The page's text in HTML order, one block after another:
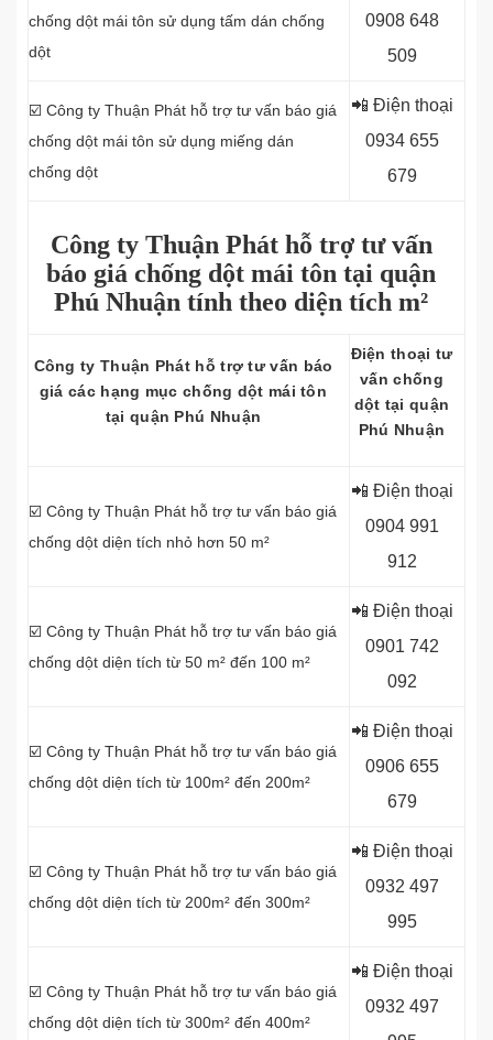
chống dột mái tôn sử dụng tấm dán chống
dột
0908 648
509
☑️ Công ty Thuận Phát hỗ trợ tư vấn báo giá
chống dột mái tôn sử dụng miếng dán
chống dột
📲 Điện thoại
0934 655
679
Công ty Thuận Phát hỗ trợ tư vấn
báo giá chống dột mái tôn tại quận
Phú Nhuận tính theo diện tích m²
Công ty Thuận Phát hỗ trợ tư vấn báo
giá các hạng mục chống dột mái tôn
tại quận Phú Nhuận
Điện thoại tư
vấn chống
dột tại quận
Phú Nhuận
☑️ Công ty Thuận Phát hỗ trợ tư vấn báo giá
chống dột diện tích nhỏ hơn 50 m²
📲 Điện thoại
0904 991
912
☑️ Công ty Thuận Phát hỗ trợ tư vấn báo giá
chống dột diện tích từ 50 m² đến 100 m²
📲 Điện thoại
0901 742
092
☑️ Công ty Thuận Phát hỗ trợ tư vấn báo giá
chống dột diện tích từ 100m² đến 200m²
📲 Điện thoại
0906 655
679
☑️ Công ty Thuận Phát hỗ trợ tư vấn báo giá
chống dột diện tích từ 200m² đến 300m²
📲 Điện thoại
0932 497
995
☑️ Công ty Thuận Phát hỗ trợ tư vấn báo giá
chống dột diện tích từ 300m² đến 400m²
📲 Điện thoại
0932 497